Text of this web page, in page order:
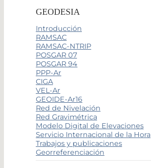
GEODESIA
Introducción
RAMSAC
RAMSAC-NTRIP
POSGAR 07
POSGAR 94
PPP-Ar
CIGA
VEL-Ar
GEOIDE-Ar16
Red de Nivelación
Red Gravimétrica
Modelo Digital de Elevaciones
Servicio Internacional de la Hora
Trabajos y publicaciones
Georreferenciación